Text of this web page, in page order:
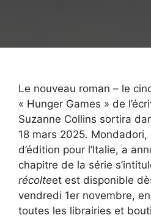
Le nouveau roman – le
« Hunger Games » de
Suzanne Collins sortira
18 mars 2025.
d’édition pour l’Italie, a
chapitre de la série
récolteet est disponible
vendredi 1er novembre,
toutes les librairies et